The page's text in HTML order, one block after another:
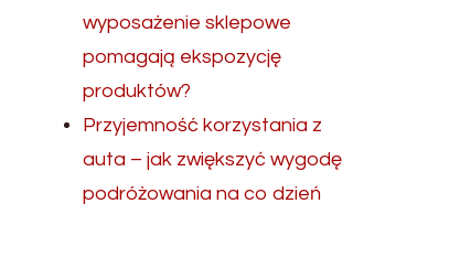
wyposażenie sklepowe
pomagają ekspozycję
produktów?
Przyjemność korzystania z
auta – jak zwiększyć wygodę
podróżowania na co dzień